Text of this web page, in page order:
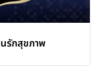
รักสุขภาพ